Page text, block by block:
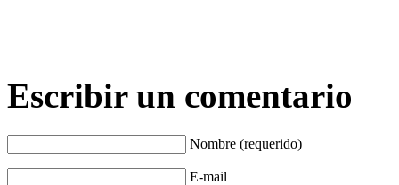
Escribir un comentario
Nombre (requerido)
E-mail